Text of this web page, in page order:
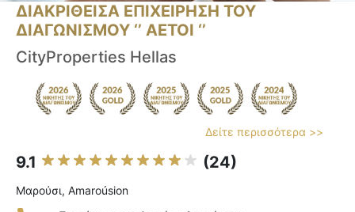
ΔΙΑΚΡΙΘΕΙΣΑ ΕΠΙΧΕΙΡΗΣΗ ΤΟΥ
ΔΙΑΓΩΝΙΣΜΟΥ ‘’ ΑΕΤΟΙ ‘’
CityProperties Hellas
Δείτε περισσότερα >>
9.1 (24)
Μαρούσι, Amaroúsion